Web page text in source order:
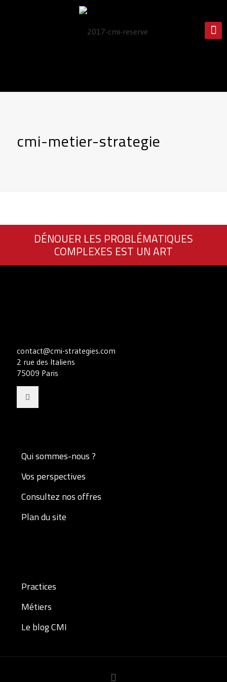
cmi-metier-strategie
DÉNOUER LES PROBLÉMATIQUES
COMPLEXES EST UN ART
contact@cmi-strategies.com
2 rue des Italiens
75009 Paris
Qui sommes-nous ?
Vos perspectives
Consultez nos offres
Plan du site
Practices
Métiers
Le blog CMI